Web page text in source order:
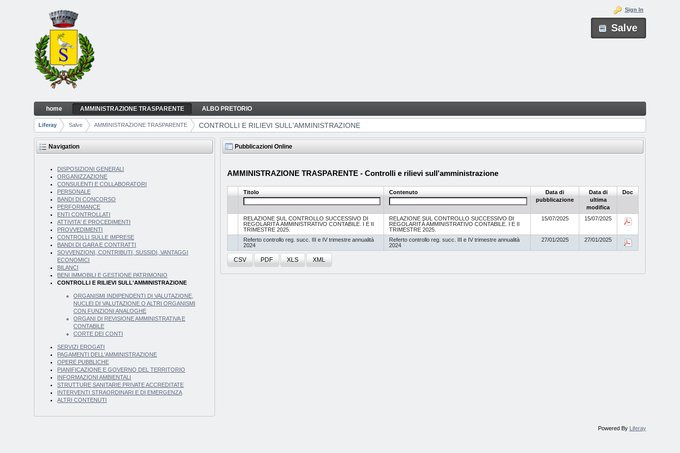
Salve
CONTROLLI E RILIEVI SULL'AMMINISTRAZIONE
Sign In
Navigation
home AMMINISTRAZIONE TRASPARENTE ALBO PRETORIO
Breadcrumbs
Liferay Salve AMMINISTRAZIONE TRASPARENTE CONTROLLI E RILIEVI SULL'AMMINISTRAZIONE
Navigation
DISPOSIZIONI GENERALI
ORGANIZZAZIONE
CONSULENTI E COLLABORATORI
PERSONALE
BANDI DI CONCORSO
PERFORMANCE
ENTI CONTROLLATI
ATTIVITA' E PROCEDIMENTI
PROVVEDIMENTI
CONTROLLI SULLE IMPRESE
BANDI DI GARA E CONTRATTI
SOVVENZIONI, CONTRIBUTI, SUSSIDI, VANTAGGI
ECONOMICI
BILANCI
BENI IMMOBILI E GESTIONE PATRIMONIO
CONTROLLI E RILIEVI SULL'AMMINISTRAZIONE
ORGANISMI INDIPENDENTI DI VALUTAZIONE,
NUCLEI DI VALUTAZIONE O ALTRI ORGANISMI
CON FUNZIONI ANALOGHE
ORGANI DI REVISIONE AMMINISTRATIVA E
CONTABILE
CORTE DEI CONTI
SERVIZI EROGATI
PAGAMENTI DELL'AMMINISTRAZIONE
OPERE PUBBLICHE
PIANIFICAZIONE E GOVERNO DEL TERRITORIO
INFORMAZIONI AMBIENTALI
STRUTTURE SANITARIE PRIVATE ACCREDITATE
INTERVENTI STRAORDINARI E DI EMERGENZA
ALTRI CONTENUTI
Pubblicazioni Online
AMMINISTRAZIONE TRASPARENTE - Controlli e rilievi sull'amministrazione
Titolo Contenuto
Data di
pubblicazione
Data di
ultima
modifica
Doc
RELAZIONE SUL CONTROLLO SUCCESSIVO DI
REGOLARITÀ AMMINISTRATIVO CONTABILE. I E II
TRIMESTRE 2025.
RELAZIONE SUL CONTROLLO SUCCESSIVO DI
REGOLARITÀ AMMINISTRATIVO CONTABILE. I E II
TRIMESTRE 2025.
15/07/2025 15/07/2025
Referto controllo reg. succ. III e IV trimestre annualità
2024
Referto controllo reg. succ. III e IV trimestre annualità
2024
27/01/2025 27/01/2025
CSV PDF XLS XML
Powered By Liferay